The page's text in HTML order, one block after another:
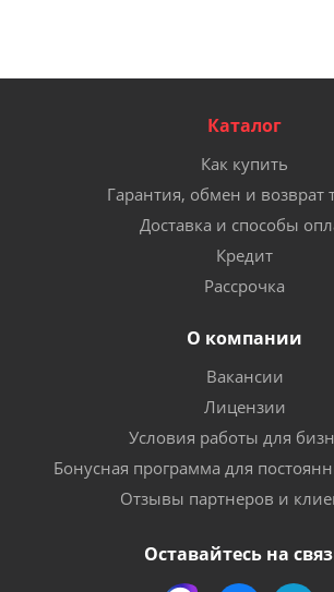
Каталог
Как купить
Гарантия, обмен и возврат
Доставка и способы
Кредит
Рассрочка
О компании
Вакансии
Лицензии
Условия работы для
Бонусная программа для
Отзывы партнеров и
Оставайтесь на